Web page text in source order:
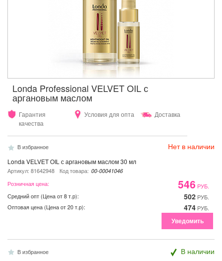
Londa Professional VELVET OIL с
аргановым маслом
Гарантия
качества
Условия для опта Доставка
Нет в наличии
В избранное
Londa VELVET OIL с аргановым маслом 30 мл
Артикул: 81642948 Код товара: 00-00041046
546 РУБ.
Розничная цена:
502 РУБ.
Средний опт (Цена от 8 т.р):
474 РУБ.
Оптовая цена (Цена от 20 т.р):
Уведомить
В наличии
В избранное